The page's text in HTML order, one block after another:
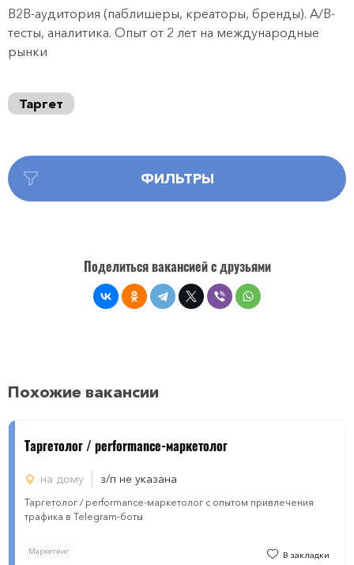
B2B-аудитория (паблишеры, креаторы, бренды). A/B-
тесты, аналитика. Опыт от 2 лет на международные
рынки
Таргет
ФИЛЬТРЫ
Поделиться вакансией с друзьями
Похожие вакансии
Таргетолог / performance-маркетолог
на дому з/п не указана
Таргетолог / performance-маркетолог с опытом привлечения
трафика в Telegram-боты
Маркетинг В закладки